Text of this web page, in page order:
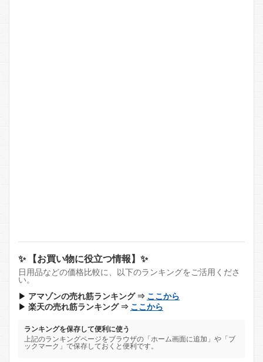
✨ 【お買い物に役立つ情報】✨
日用品などの価格比較に、以下のランキングをご活用くださ
い。
▶ アマゾンの売れ筋ランキング ⇒ ここから
▶ 楽天の売れ筋ランキング ⇒ ここから
ランキングを保存して便利に使う
上記のランキングページをブラウザの「ホーム画面に追加」や「ブ
ックマーク」で保存しておくと便利です。